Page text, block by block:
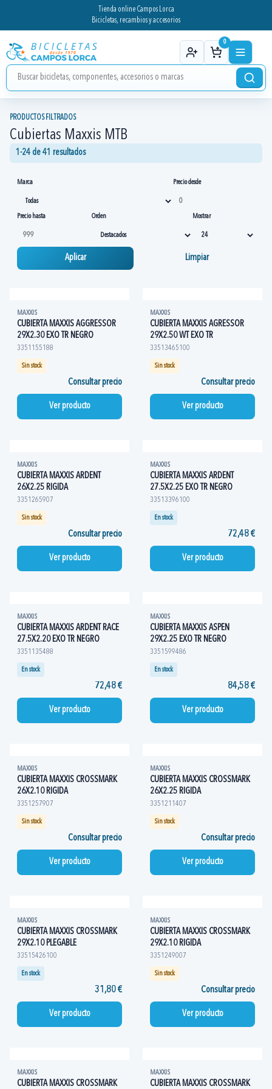
Tienda online Campos Lorca
Bicicletas, recambios y accesorios
0
PRODUCTOS FILTRADOS
Cubiertas Maxxis MTB
1-24 de 41 resultados
Marca Precio desde
Precio hasta Orden Mostrar
Aplicar Limpiar
MAXXIS
CUBIERTA MAXXIS AGGRESSOR
29X2.30 EXO TR NEGRO
3351155188
Sin stock
Consultar precio
Ver producto
MAXXIS
CUBIERTA MAXXIS AGRESSOR
29X2.50 WT EXO TR
33513465100
Sin stock
Consultar precio
Ver producto
MAXXIS
CUBIERTA MAXXIS ARDENT
26X2.25 RIGIDA
3351265907
Sin stock
Consultar precio
Ver producto
MAXXIS
CUBIERTA MAXXIS ARDENT
27.5X2.25 EXO TR NEGRO
33513396100
En stock
72,48 €
Ver producto
MAXXIS
CUBIERTA MAXXIS ARDENT RACE
27.5X2.20 EXO TR NEGRO
3351135488
En stock
72,48 €
Ver producto
MAXXIS
CUBIERTA MAXXIS ASPEN
29X2.25 EXO TR NEGRO
3351599486
En stock
84,58 €
Ver producto
MAXXIS
CUBIERTA MAXXIS CROSSMARK
26X2.10 RIGIDA
3351257907
Sin stock
Consultar precio
Ver producto
MAXXIS
CUBIERTA MAXXIS CROSSMARK
26X2.25 RIGIDA
3351211407
Sin stock
Consultar precio
Ver producto
MAXXIS
CUBIERTA MAXXIS CROSSMARK
29X2.10 PLEGABLE
33515426100
En stock
31,80 €
Ver producto
MAXXIS
CUBIERTA MAXXIS CROSSMARK
29X2.10 RIGIDA
3351249007
Sin stock
Consultar precio
Ver producto
MAXXIS
CUBIERTA MAXXIS CROSSMARK
MAXXIS
CUBIERTA MAXXIS CROSSMARK